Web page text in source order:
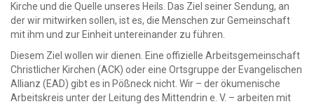
Kirche und die Quelle unseres Heils. Das Ziel seiner Sendung, an
der wir mitwirken sollen, ist es, die Menschen zur Gemeinschaft
mit ihm und zur Einheit untereinander zu führen.
Diesem Ziel wollen wir dienen. Eine offizielle Arbeitsgemeinschaft
Christlicher Kirchen (ACK) oder eine Ortsgruppe der Evangelischen
Allianz (EAD) gibt es in Pößneck nicht. Wir – der ökumenische
Arbeitskreis unter der Leitung des Mittendrin e. V. – arbeiten mit